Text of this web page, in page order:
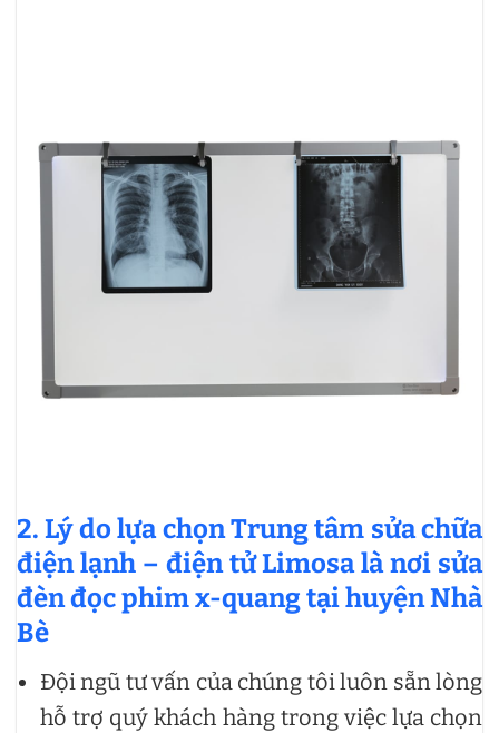
2. Lý do lựa chọn Trung tâm sửa chữa
điện lạnh – điện tử Limosa là nơi sửa
đèn đọc phim x-quang tại huyện Nhà
Bè
Đội ngũ tư vấn của chúng tôi luôn sẵn lòng
hỗ trợ quý khách hàng trong việc lựa chọn